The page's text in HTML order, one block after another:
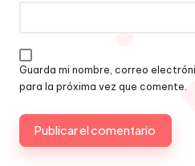
Guarda mi nombre, correo
para la próxima vez que comente.